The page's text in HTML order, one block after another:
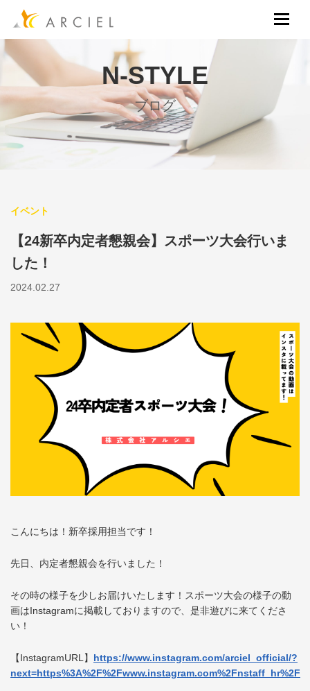
N-STYLE
ブログ
イベント
【24新卒内定者懇親会】スポーツ大会行いま
した！
2024.02.27
こんにちは！新卒採用担当です！
先日、内定者懇親会を行いました！
その時の様子を少しお届けいたします！スポーツ大会の様子の動
画はInstagramに掲載しておりますので、是非遊びに来てくださ
い！
【InstagramURL】 https://www.instagram.com/arciel_official/?
next=https%3A%2F%2Fwww.instagram.com%2Fnstaff_hr%2F